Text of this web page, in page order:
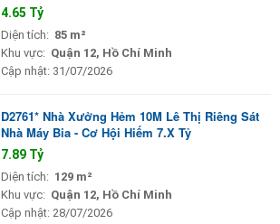
4.65 Tỷ
Diện tích: 85 m²
Khu vực: Quận 12, Hồ Chí Minh
Cập nhật: 31/07/2026
D2761* Nhà Xưởng Hẻm 10M Lê Thị Riêng Sát
Nhà Máy Bia - Cơ Hội Hiếm 7.X Tỷ
7.89 Tỷ
Diện tích: 129 m²
Khu vực: Quận 12, Hồ Chí Minh
Cập nhật: 28/07/2026